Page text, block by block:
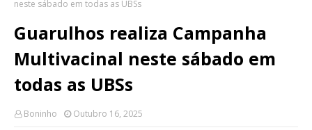
neste sábado em todas as UBSs
Guarulhos realiza Campanha
Multivacinal neste sábado em
todas as UBSs
Boninho Outubro 16, 2025